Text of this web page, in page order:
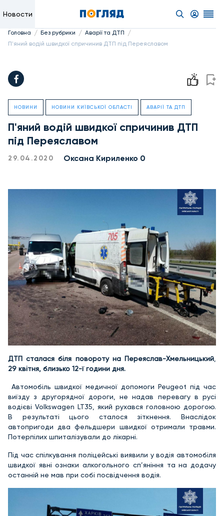
Новости
Головна / Без рубрики / Аварії та ДТП /
П'яний водій швидкої спричинив ДТП під Переяславом
НОВИНИ НОВИНИ КИЇВСЬКОЇ ОБЛАСТІ АВАРІЇ ТА ДТП
П'яний водій швидкої спричинив ДТП
під Переяславом
29.04.2020 Оксана Кириленко 0
ДТП сталася біля повороту на Переяслав-Хмельницький
29 квітня, близько 12-ї години дня.
Автомобіль швидкої медичної допомоги Peugeot під час
виїзду з другорядної дороги, не надав перевагу в русі
водієві Volkswagen LT35, який рухався головною дорогою.
В результаті цього сталося зіткнення. Внаслідок
автопригоди два фельдшери швидкої отримали травми.
Потерпілих шпиталізували до лікарні.
Під час спілкування поліцейські виявили у водія автомобіля
швидкої явні ознаки алкогольного сп’яніння та на додачу
останній не мав при собі посвідчення водія.